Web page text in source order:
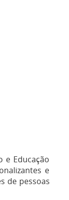
e Educação
e
de pessoas